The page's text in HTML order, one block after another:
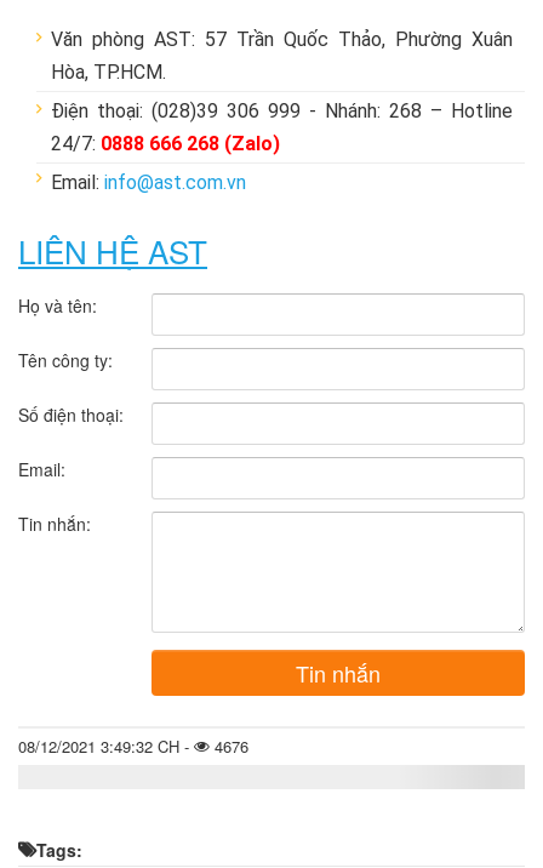
Văn phòng AST: 57 Trần Quốc Thảo, Phường Xuân
Hòa, TP.HCM.
Điện thoại: (028)39 306 999 - Nhánh: 268 – Hotline
24/7: 0888 666 268 (Zalo)
Email: info@ast.com.vn
LIÊN HỆ AST
Họ và tên:
Tên công ty:
Số điện thoại:
Email:
Tin nhắn:
Tin nhắn
08/12/2021 3:49:32 CH - 4676
Tags: